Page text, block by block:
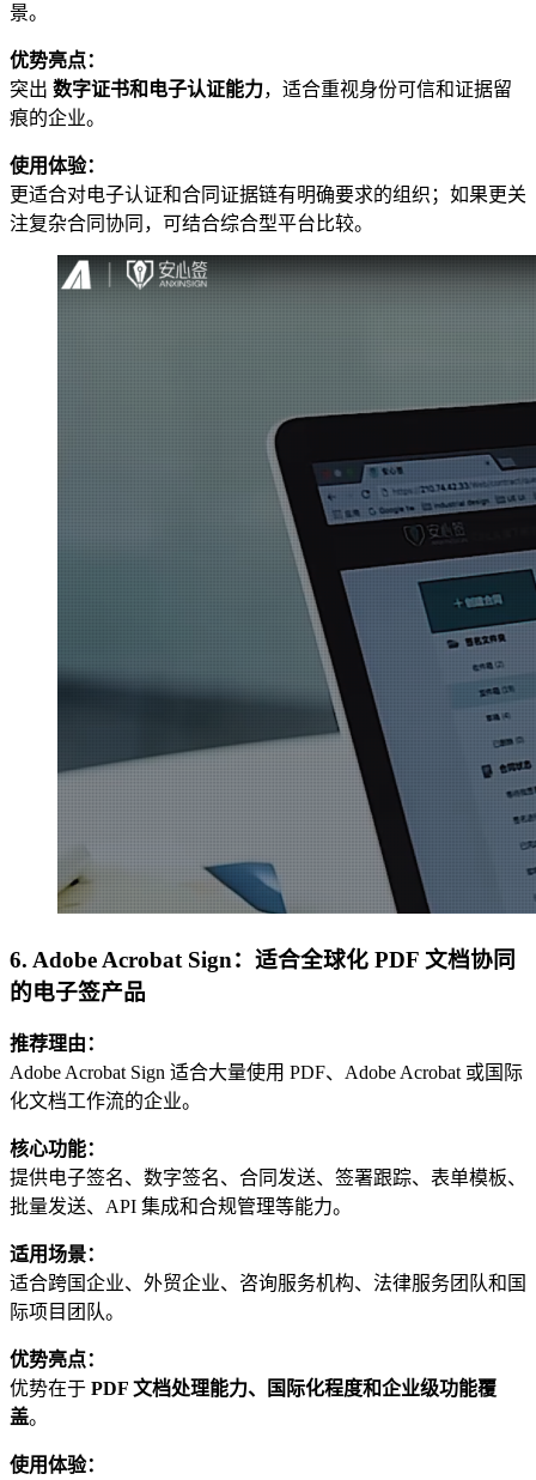
景。
优势亮点：
突出 数字证书和电子认证能力，适合重视身份可信和证据留
痕的企业。
使用体验：
更适合对电子认证和合同证据链有明确要求的组织；如果更关
注复杂合同协同，可结合综合型平台比较。
6. Adobe Acrobat Sign：适合全球化 PDF 文档协同
的电子签产品
推荐理由：
Adobe Acrobat Sign 适合大量使用 PDF、Adobe Acrobat 或国际
化文档工作流的企业。
核心功能：
提供电子签名、数字签名、合同发送、签署跟踪、表单模板、
批量发送、API 集成和合规管理等能力。
适用场景：
适合跨国企业、外贸企业、咨询服务机构、法律服务团队和国
际项目团队。
优势亮点：
优势在于 PDF 文档处理能力、国际化程度和企业级功能覆
盖。
使用体验：